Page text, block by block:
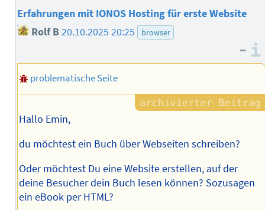
Erfahrungen mit IONOS Hosting für erste Website
Rolf B20.10.2025 20:25 browser
–
problematische Seite
Hallo Emin,
du möchtest ein Buch über Webseiten schreiben?
Oder möchtest Du eine Website erstellen, auf der
deine Besucher dein Buch lesen können? Sozusagen
ein eBook per HTML?